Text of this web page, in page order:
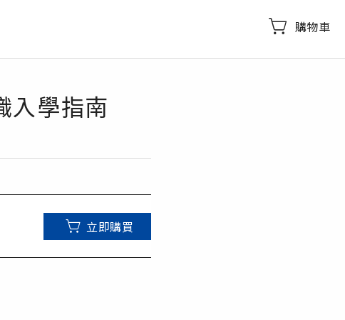
購物車
入學指南
立即購買